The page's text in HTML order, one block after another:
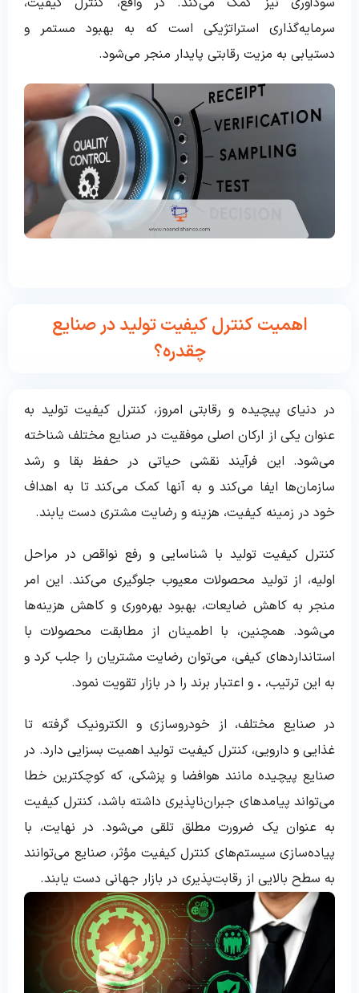
سرمایه‌گذاری استراتژیکی است که به بهبود مستمر و
دستیابی به مزیت رقابتی پایدار منجر می‌شود.
اهمیت کنترل کیفیت تولید در صنایع
چقدره؟
در دنیای پیچیده و رقابتی امروز، کنترل کیفیت تولید به
عنوان یکی از ارکان اصلی موفقیت در صنایع مختلف شناخته
می‌شود. این فرآیند نقشی حیاتی در حفظ بقا و رشد
سازمان‌ها ایفا می‌کند و به آنها کمک می‌کند تا به اهداف
خود در زمینه کیفیت، هزینه و رضایت مشتری دست یابند.
کنترل کیفیت تولید با شناسایی و رفع نواقص در مراحل
اولیه، از تولید محصولات معیوب جلوگیری می‌کند. این امر
منجر به کاهش ضایعات، بهبود بهره‌وری و کاهش هزینه‌ها
می‌شود. همچنین، با اطمینان از مطابقت محصولات با
استانداردهای کیفی، می‌توان رضایت مشتریان را جلب کرد و
به این ترتیب، . و اعتبار برند را در بازار تقویت نمود.
در صنایع مختلف، از خودروسازی و الکترونیک گرفته تا
غذایی و دارویی، کنترل کیفیت تولید اهمیت بسزایی دارد. در
صنایع پیچیده مانند هوافضا و پزشکی، که کوچکترین خطا
می‌تواند پیامدهای جبران‌ناپذیری داشته باشد، کنترل کیفیت
به عنوان یک ضرورت مطلق تلقی می‌شود. در نهایت، با
پیاده‌سازی سیستم‌های کنترل کیفیت مؤثر، صنایع می‌توانند
به سطح بالایی از رقابت‌پذیری در بازار جهانی دست یابند.